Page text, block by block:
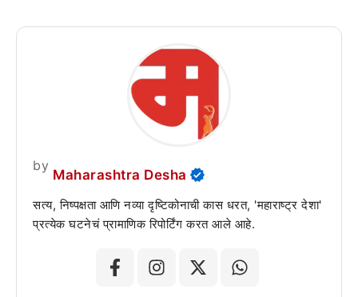
by
Maharashtra Desha
सत्य, निष्पक्षता आणि नव्या दृष्टिकोनाची कास धरत, 'महाराष्ट्र देशा'
प्रत्येक घटनेचं प्रामाणिक रिपोर्टिंग करत आले आहे.